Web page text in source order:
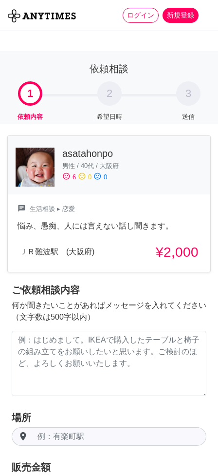
ログイン 新規登録
全て 家事 more_horiz
依頼相談
1
依頼内容
2
希望日時
3
送信
asatahonpo
男性 / 40代 / 大阪府
sentiment_satisfied 6 sentiment_neutral 0 sentiment_dissatisfied 0
chat 生活相談 ▸ 恋愛
悩み、愚痴、人には言えない話し聞きます。
ＪＲ難波駅 (大阪府) ¥2,000
ご依頼相談内容
何か聞きたいことがあればメッセージを入れてください
（文字数は500字以内）
場所
room
販売金額